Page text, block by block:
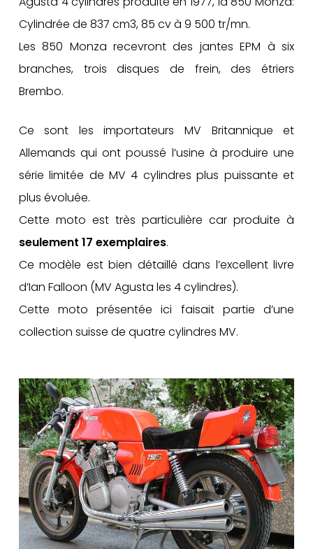
Cylindrée de 837 cm3, 85 cv à 9 500 tr/mn.
Les 850 Monza recevront des jantes EPM à six
branches, trois disques de frein, des étriers
Brembo.
Ce sont les importateurs MV Britannique et
Allemands qui ont poussé l’usine à produire une
série limitée de MV 4 cylindres plus puissante et
plus évoluée.
Cette moto est très particulière car produite à
seulement 17 exemplaires.
Ce modèle est bien détaillé dans l’excellent livre
d’Ian Falloon (MV Agusta les 4 cylindres).
Cette moto présentée ici faisait partie d’une
collection suisse de quatre cylindres MV.